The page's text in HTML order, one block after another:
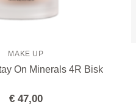
MAKE UP
On Minerals 4R Bisk
€ 47,00